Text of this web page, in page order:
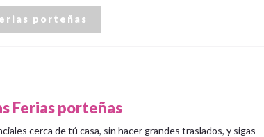
porteñas
Ferias porteñas
cerca de tú casa, sin hacer grandes traslados, y sigas